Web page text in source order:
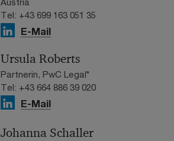
Tel: +43 699 163 051 35
E-Mail
Ursula Roberts
Partnerin, PwC Legal*
Tel: +43 664 886 39 020
E-Mail
Johanna Schaller